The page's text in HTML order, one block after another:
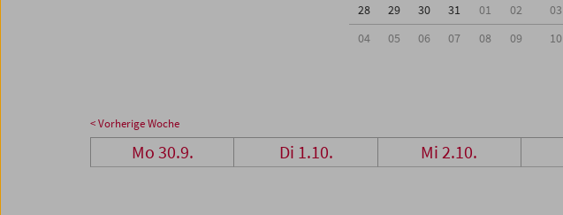
28
29 30 31 01 02
03
04
05 06 07 08 09 10
< Vorherige Woche
Mo 30.9. Di 1.10. Mi 2.10.